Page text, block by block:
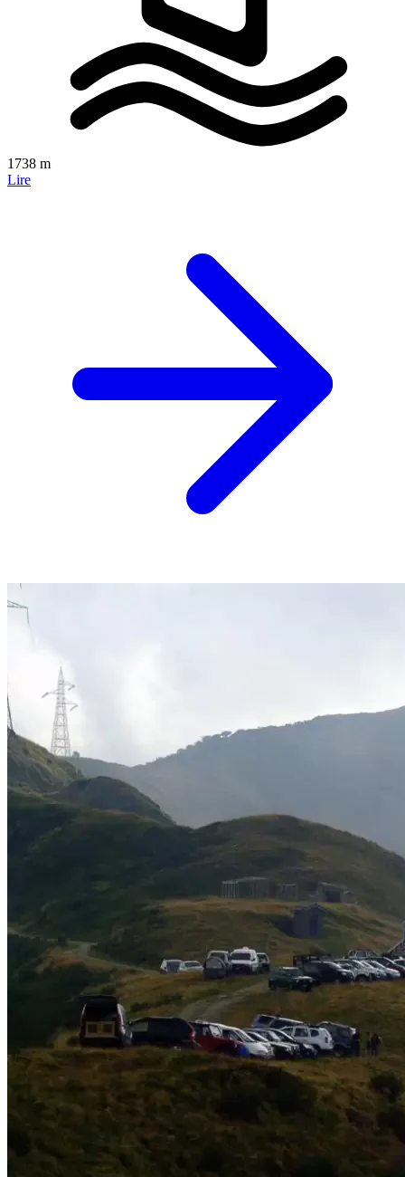
1738 m
Lire